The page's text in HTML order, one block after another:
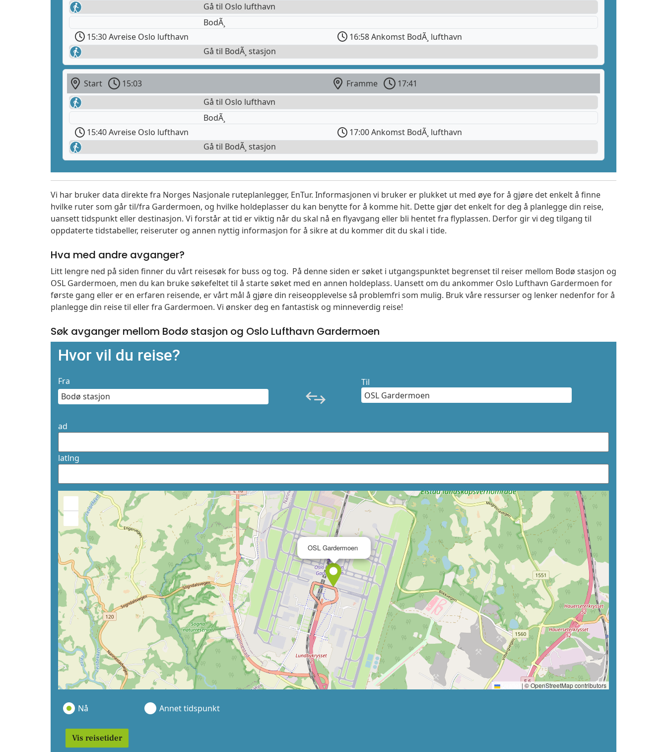
Gå til Oslo lufthavn
BodÃ¸
15:30 Avreise Oslo lufthavn
16:58 Ankomst BodÃ¸ lufthavn
Gå til BodÃ¸ stasjon
Start 15:03 Framme
17:41
Gå til Oslo lufthavn
BodÃ¸
15:40 Avreise Oslo lufthavn
17:00 Ankomst BodÃ¸ lufthavn
Gå til BodÃ¸ stasjon
Vi har bruker data direkte fra Norges Nasjonale ruteplanlegger, EnTur. Informasjonen vi bruker er plukket ut med øye for å gjøre det enkelt å finne
hvilke ruter som går til/fra Gardermoen, og hvilke holdeplasser du kan benytte for å komme hit. Dette gjør det enkelt for deg å planlegge din reise,
uansett tidspunkt eller destinasjon. Vi forstår at tid er viktig når du skal nå en flyavgang eller bli hentet fra flyplassen. Derfor gir vi deg tilgang til
oppdaterte tidstabeller, reiseruter og annen nyttig informasjon for å sikre at du kommer dit du skal i tide.
Hva med andre avganger?
Litt lengre ned på siden finner du vårt reisesøk for buss og tog. På denne siden er søket i utgangspunktet begrenset til reiser mellom Bodø stasjon og
OSL Gardermoen, men du kan bruke søkefeltet til å starte søket med en annen holdeplass. Uansett om du ankommer Oslo Lufthavn Gardermoen for
første gang eller er en erfaren reisende, er vårt mål å gjøre din reiseopplevelse så problemfri som mulig. Bruk våre ressurser og lenker nedenfor for å
planlegge din reise til eller fra Gardermoen. Vi ønsker deg en fantastisk og minneverdig reise!
Søk avganger mellom Bodø stasjon og Oslo Lufthavn Gardermoen
Hvor vil du reise?
Fra Til
ad
latlng
OSL Gardermoen
Leaflet | © OpenStreetMap contributors
Nå Annet tidspunkt
Vis reisetider